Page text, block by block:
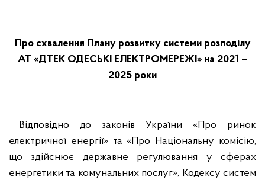
Про схвалення Плану розвитку системи розподілу
АТ «ДТЕК ОДЕСЬКІ ЕЛЕКТРОМЕРЕЖІ» на 2021 –
2025 роки
Відповідно до законів України «Про ринок
електричної енергії» та «Про Національну комісію,
що здійснює державне регулювання у сферах
енергетики та комунальних послуг», Кодексу систем